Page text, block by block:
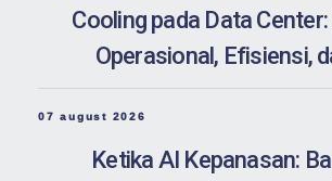
Cooling pada Data
Operasional, Efisiensi,
07 august 2026
Ketika AI Kepanasan: